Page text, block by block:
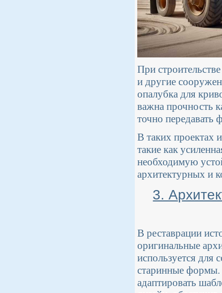
При
и другие
опалубка для
важна прочность
точно передавать
В таких проектах
такие как
необходимую
архитектурных и
3.
В реставрации
оригинальные
используется для
старинные формы.
адаптировать